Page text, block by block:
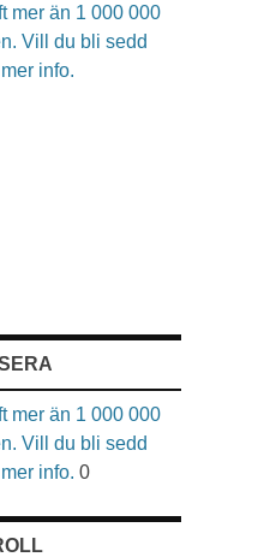
mer än 1 000 000
Vill du bli sedd
info.
mer än 1 000 000
Vill du bli sedd
info. 0